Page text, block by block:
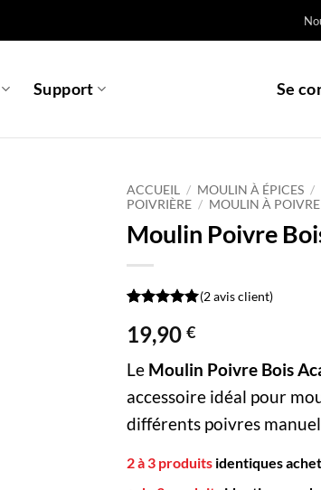
Support Se
ACCUEIL / MOULIN À ÉPICES /
POIVRIÈRE / MOULIN À
Moulin Poivre
5 basé sur
notations
client
(2avis client)
19,90 €
Le Moulin Poivre Bois
accessoire idéal pour
différents poivres
2 à 3 produits identiques